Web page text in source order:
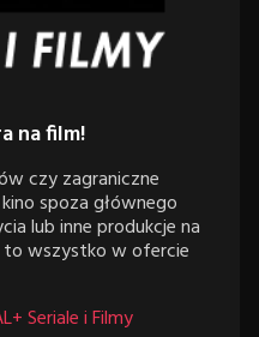
na film!
czy zagraniczne
spoza głównego
lub inne produkcje na
wszystko w ofercie
Seriale i Filmy